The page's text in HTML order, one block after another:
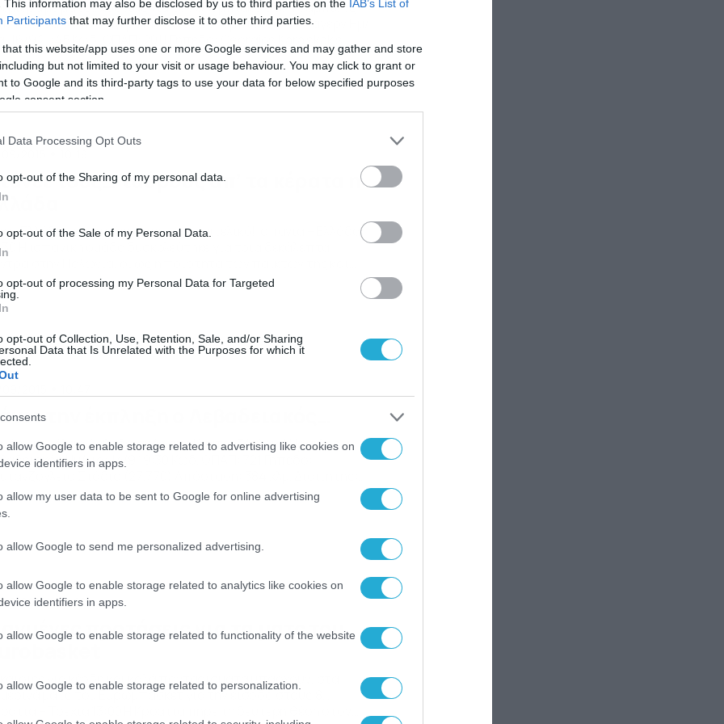
This information may also be disclosed by us to third parties on the IAB’s List of
Participants that may further disclose it to other third parties.
that this website/app uses one or more Google services and may gather and store
but not limited to your visit or usage behaviour. You may click to grant or
to Google and its third-party tags to use your data for below specified purposes
consent section.
Data Processing Opt Outs
opt-out of the Sharing of my personal data.
opt-out of the Sale of my Personal Data.
opt-out of processing my Personal Data for Targeted
opt-out of Collection, Use, Retention, Sale, and/or Sharing
Data that Is Unrelated with the Purposes for which it
allow Google to enable storage related to advertising like cookies on
identifiers in apps.
allow my user data to be sent to Google for online advertising
allow Google to send me personalized advertising.
allow Google to enable storage related to analytics like cookies on
identifiers in apps.
allow Google to enable storage related to functionality of the website
allow Google to enable storage related to personalization.
με ματς… χρονιάς για τον Ολυμπιακό στο Τσάμπιονς
κόντρα στη Μπάγερν Μονάχου… Ολυμπιακός – Μπάγερν Ημ/
(33.296) Απόσταση: 2.060 χλμ. Διαιτητής: Βελάσκο
(Ισπανία) Τηλ. Μετάδοση: ERT1, ERT HD & OTE Sports
Καιρός: 26oC Αίθριος Ολυμπιακός Νικηφόρα συνέχισε τις
του ο […]
τους… ταύρους απ’ τα κέρατα η
Ελλάδας και πρόκρισης στον ημιτελικό! Ισπανία – Ελλάδα
Η ισπανική ομάδα δυσκολεύτηκε για τρία δεκάλεπτα
του Πάου Γκασόλ, της έδωσαν την πρόκριση. Ο Ισπανός
ήταν καταπληκτικός, πετυχαίνοντας 30 πόντους (6/7
μαζεύοντας 7 ριμπάουντ και μοιράζοντας 4 ασσίστ. Ο
την έκπληξη ο Λεβαδειακός…
για… όλα ο Λεβαδειακός στο Καυτανζόγλειο! Ηρακλής –
Ημ/νία: 14/9 19:30 Κωδ. ΟΠΑΠ: 721 Γήπεδο:
(Ημαθίας) Τηλ. Μετάδοση: Novasports 1 Καιρός:
Αίθριος Ηρακλής Είναι ξεκάθαρο πως έχει και ίσως να
το βίωσε με τον […]
2015 11:22
προτάσεις για τα ματς του
για κέρδη και καλά πονταρίσματα υπάρχουν, στα
ματς του Ευρωμπάσκετ για την είσοδο στους 8…